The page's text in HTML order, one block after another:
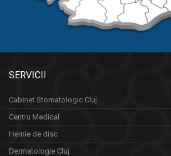
SERVICII
Cabinet Stomatologic Cluj
Centru Medical
Hernie de disc
Dermatologie Cluj